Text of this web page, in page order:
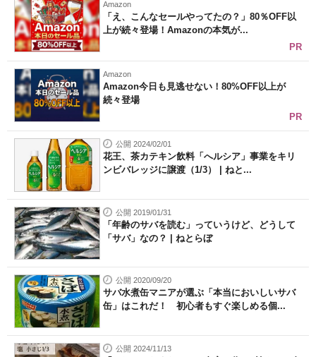
Amazon
「え、こんなセールやってたの？」80％OFF以
上が続々登場！Amazonの本気が...
PR
Amazon
Amazon今日も見逃せない！80%OFF以上が
続々登場
PR
公開 2024/02/01
花王、茶カテキン飲料「へルシア」事業をキリ
ンビバレッジに譲渡（1/3） | ねと...
公開 2019/01/31
「年齢のサバを読む」っていうけど、どうして
「サバ」なの？ | ねとらぼ
公開 2020/09/20
サバ水煮缶マニアが選ぶ「本当においしいサバ
缶」はこれだ！ 初心者もすぐ楽しめる個...
公開 2024/11/13